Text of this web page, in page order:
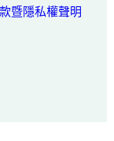
暨隱私權聲明